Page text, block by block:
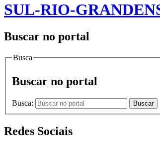
SUL-RIO-
Buscar no portal
Busca
Buscar no portal
Busca: Buscar
Redes Sociais